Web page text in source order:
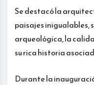
Se destacó la
paisajes inigualables,
arqueológica, la
su rica historia
Durante la